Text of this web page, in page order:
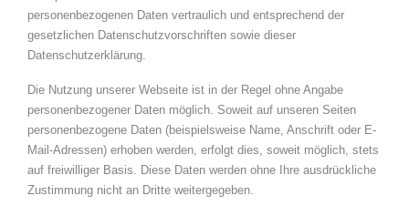
personenbezogenen Daten vertraulich und entsprechend der
gesetzlichen Datenschutzvorschriften sowie dieser
Datenschutzerklärung.
Die Nutzung unserer Webseite ist in der Regel ohne Angabe
personenbezogener Daten möglich. Soweit auf unseren Seiten
personenbezogene Daten (beispielsweise Name, Anschrift oder E-
Mail-Adressen) erhoben werden, erfolgt dies, soweit möglich, stets
auf freiwilliger Basis. Diese Daten werden ohne Ihre ausdrückliche
Zustimmung nicht an Dritte weitergegeben.